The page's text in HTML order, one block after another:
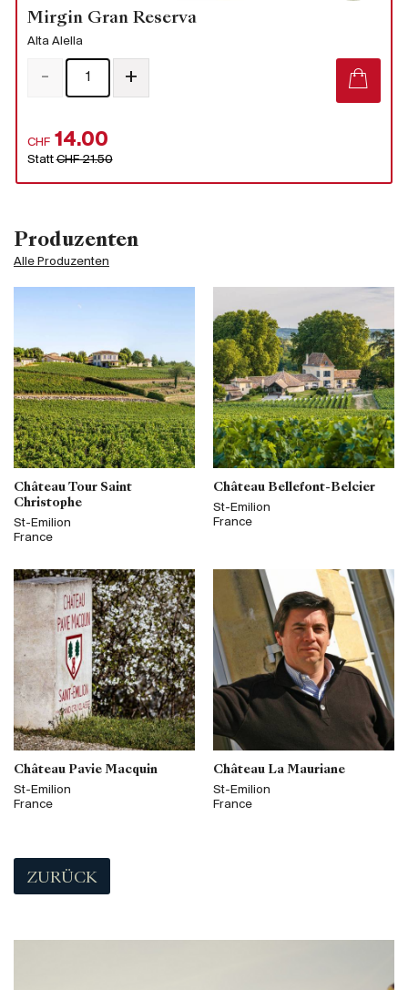
Produzenten
Alle Produzenten
Château Tour Saint
Christophe
St-Emilion
France
Château Bellefont-Belcier
St-Emilion
France
Château Pavie Macquin
St-Emilion
France
Château La Mauriane
St-Emilion
France
ZURÜCK
Mirgin Gran Reserva
Alta Alella
CHF 14.00
StattCHF 21.50
- +